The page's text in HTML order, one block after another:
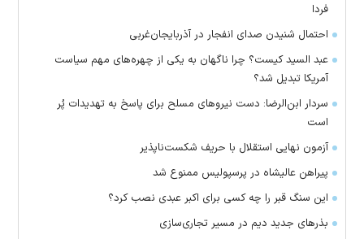
فردا
احتمال شنیدن صدای انفجار در آذربایجان‌غربی
عبد السید کیست؟ چرا ناگهان به یکی از چهره‌های مهم سیاست
آمریکا تبدیل شد؟
سردار ابن‌الرضا: دست نیرو‌های مسلح برای پاسخ به تهدیدات پُر
است
آزمون نهایی استقلال با حریف شکست‌ناپذیر
پیراهن عالیشاه در پرسپولیس ممنوع شد
این سنگ قبر را چه کسی برای اکبر عبدی نصب کرد؟
بذرهای جدید دیم در مسیر تجاری‌سازی